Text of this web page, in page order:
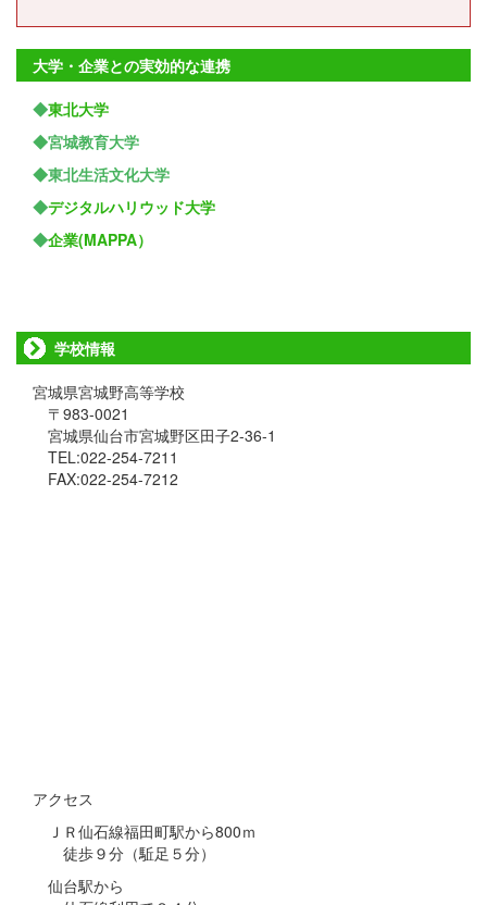
大学・企業との実効的な連携
◆東北大学
◆宮城教育大学
◆東北生活文化大学
◆デジタルハリウッド大学
◆企業(MAPPA）
学校情報
宮城県宮城野高等学校
〒983-0021
宮城県仙台市宮城野区田子2-36-1
TEL:022-254-7211
FAX:022-254-7212
アクセス
ＪＲ仙石線福田町駅から800ｍ
徒歩９分（駈足５分）
仙台駅から